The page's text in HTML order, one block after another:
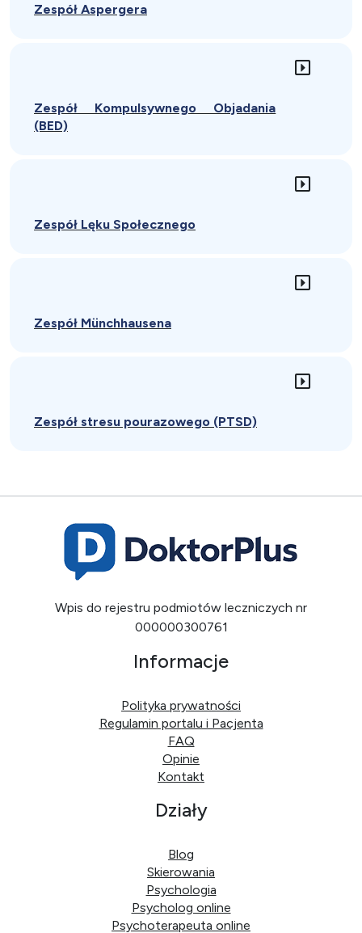
Zespół Aspergera
Zespół Kompulsywnego Objadania
(BED)
Zespół Lęku Społecznego
Zespół Münchhausena
Zespół stresu pourazowego (PTSD)
Wpis do rejestru podmiotów leczniczych nr
000000300761
Informacje
Polityka prywatności
Regulamin portalu i Pacjenta
FAQ
Opinie
Kontakt
Działy
Blog
Skierowania
Psychologia
Psycholog online
Psychoterapeuta online